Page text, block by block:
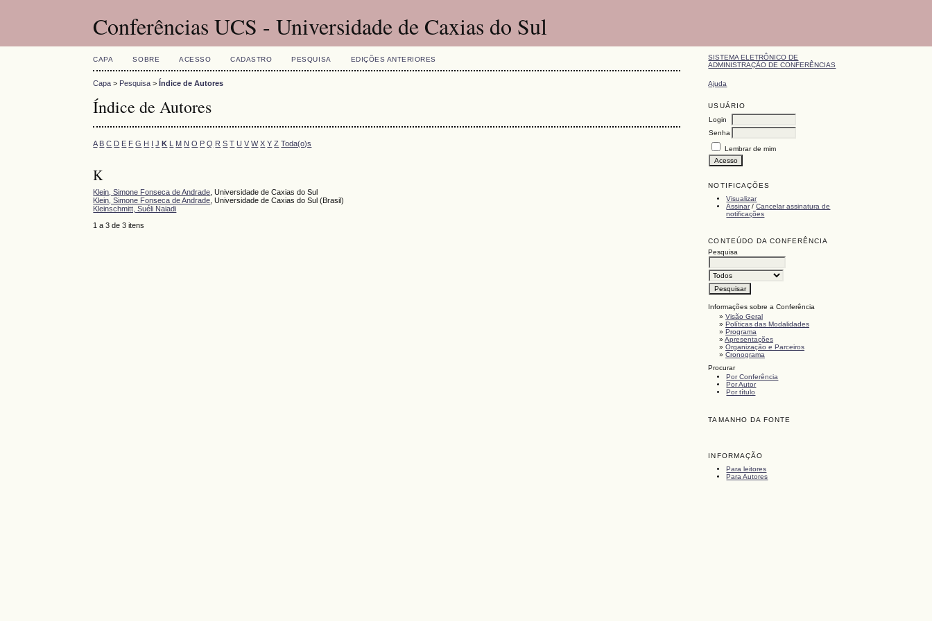
Conferências UCS - Universidade de Caxias do Sul
SISTEMA ELETRÔNICO DE
ADMINISTRAÇÃO DE CONFERÊNCIAS
Ajuda
USUÁRIO
Login
Senha
Lembrar de mim
NOTIFICAÇÕES
Visualizar
Assinar/Cancelar assinatura de
notificações
CONTEÚDO DA CONFERÊNCIA
Pesquisa
Informações sobre a Conferência
»Visão Geral
»Políticas das Modalidades
»Programa
»Apresentações
»Organização e Parceiros
»Cronograma
Procurar
Por Conferência
Por Autor
Por título
TAMANHO DA FONTE
INFORMAÇÃO
Para leitores
Para Autores
CAPA SOBRE ACESSO CADASTRO PESQUISA EDIÇÕES ANTERIORES
Capa > Pesquisa >Índice de Autores
Índice de Autores
A B C D E F G H I J K L M N O P Q R S T U V W X Y Z Toda(o)s
K
Klein, Simone Fonseca de Andrade , Universidade de Caxias do Sul
Klein, Simone Fonseca de Andrade , Universidade de Caxias do Sul (Brasil)
Kleinschmitt, Suéli Naiadi
1 a 3 de 3 itens